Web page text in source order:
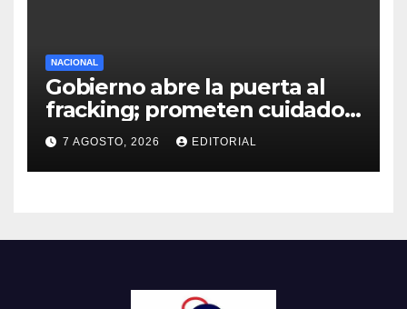
NACIONAL
Gobierno abre la puerta al
fracking; prometen cuidado
del agua y consultas
ciudadanas
7 AGOSTO, 2026 EDITORIAL